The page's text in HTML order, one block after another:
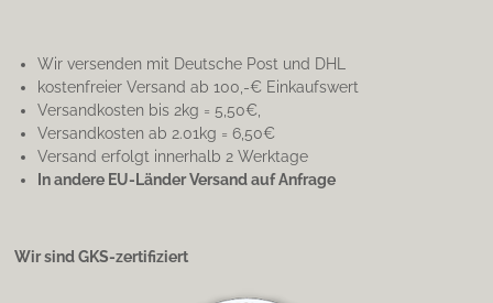
Wir versenden mit Deutsche Post und DHL
kostenfreier Versand ab 100,-€ Einkaufswert
Versandkosten bis 2kg = 5,50€,
Versandkosten ab 2.01kg = 6,50€
Versand erfolgt innerhalb 2 Werktage
In andere EU-Länder Versand auf Anfrage
Wir sind GKS-zertifiziert